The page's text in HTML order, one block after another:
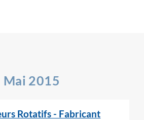
Mai 2015
Rotatifs - Fabricant